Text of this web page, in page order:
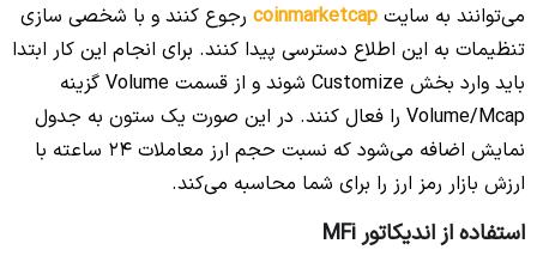
می‌توانند به سایت coinmarketcap رجوع کنند و با شخصی سازی
تنظیمات به این اطلاع دسترسی پیدا کنند. برای انجام این کار ابتدا
باید وارد بخش Customize شوند و از قسمت Volume گزینه
Volume/Mcap را فعال کنند. در این صورت یک ستون به جدول
نمایش اضافه می‌شود که نسبت حجم ارز معاملات 24 ساعته با
ارزش بازار رمز ارز را برای شما محاسبه می‌کند.
استفاده از اندیکاتور MFi